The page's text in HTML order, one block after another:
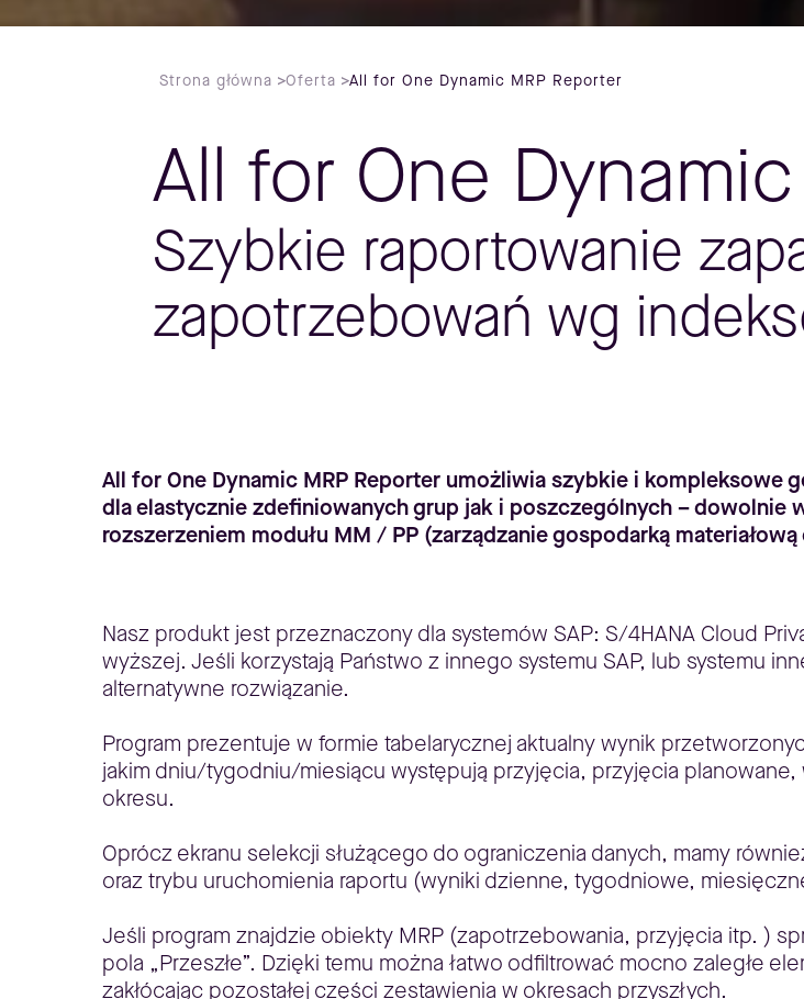
Strona główna >Oferta >All for One Dynamic MRP Reporter
All for One
Szybkie raportowanie
zapotrzebowań wg
All for One Dynamic MRP Reporter umożliwia szybkie i kompleksowe
dla elastycznie zdefiniowanych grup jak i poszczególnych – dowolnie
rozszerzeniem modułu MM / PP (zarządzanie gospodarką
Nasz produkt jest przeznaczony dla systemów SAP: S/4HANA Cloud
wyższej. Jeśli korzystają Państwo z innego systemu SAP, lub systemu
alternatywne rozwiązanie.
Program prezentuje w formie tabelarycznej aktualny wynik
jakim dniu/tygodniu/miesiącu występują przyjęcia, przyjęcia planowane,
okresu.
Oprócz ekranu selekcji służącego do ograniczenia danych, mamy
oraz trybu uruchomienia raportu (wyniki dzienne, tygodniowe,
Jeśli program znajdzie obiekty MRP (zapotrzebowania, przyjęcia itp. )
pola „Przeszłe”. Dzięki temu można łatwo odfiltrować mocno zaległe
zakłócając pozostałej części zestawienia w okresach przyszłych.